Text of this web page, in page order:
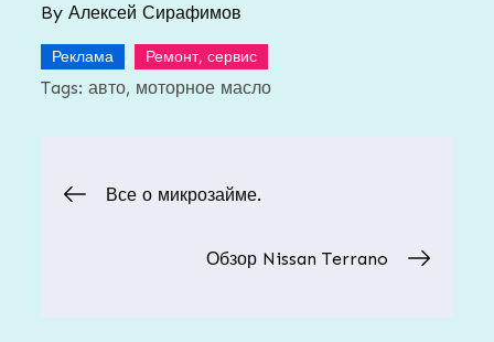
ByАлексей Сирафимов
Реклама , Ремонт, сервис
Tags:авто моторное масло
Навигация
Все о микрозайме.
Обзор Nissan Terrano